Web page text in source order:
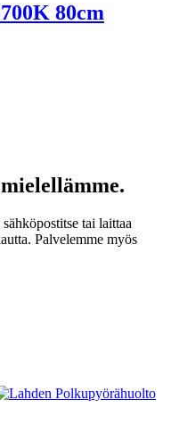
80cm
tai laittaa
Palvelemme myös